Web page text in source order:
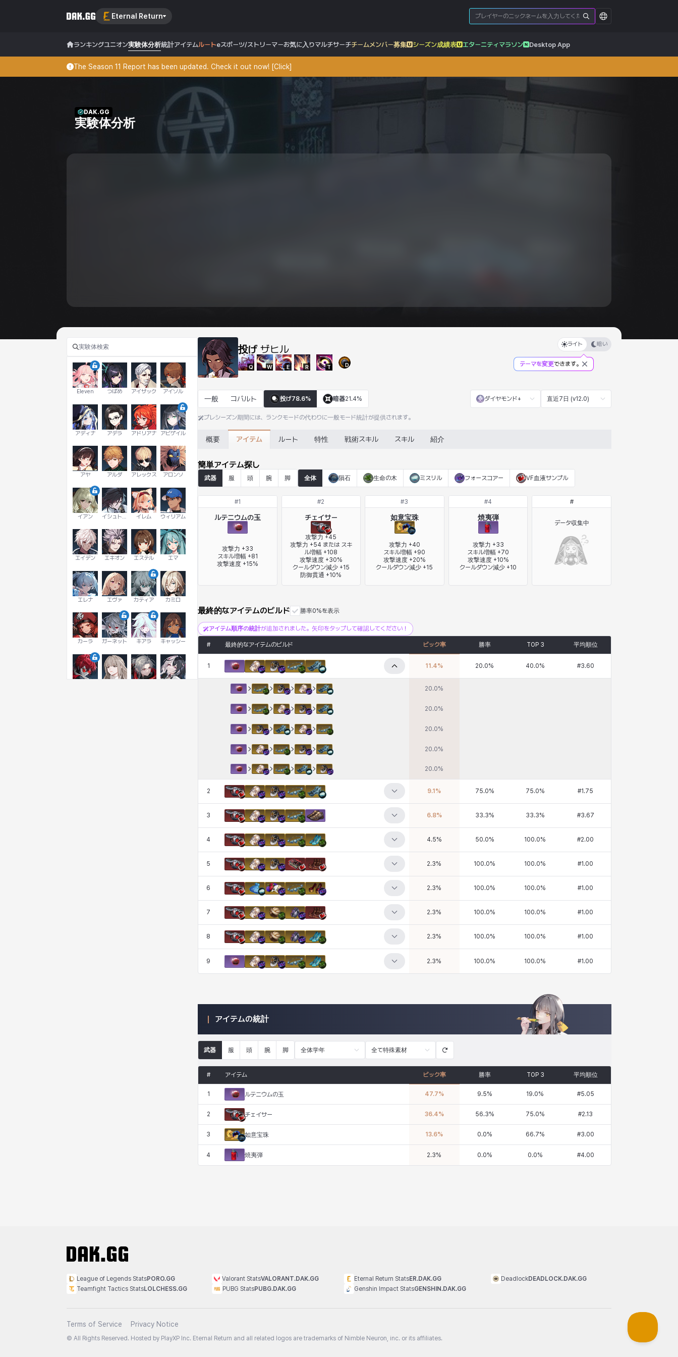
Eternal Return
ランキングユニオン実験体分析統計アイテムルートeスポーツ/ストリーマーお気に入りマルチサーチチームメンバー募集 シーズン成績表 エターニティマラソン Desktop App
The Season 11 Report has been updated. Check it out now! [Click]
DAK.GG
実験体分析
Eleven つばめ アイザック アイソル
アディナ アデラ アドリアナ アビゲイル
アヤ アルダ アレックス アロンソ
イアン イレム ウィリアム
エイデン エキオン エステル エマ
エレナ エヴァ カティア カミロ
カーラ ガーネット キアラ キャッシー
雪
投げ ザヒル
Q W E R T D
ライト 暗い
テーマを変更できます。
一般 コバルト 投げ78.6% 暗器21.4% ダイヤモンド+ 直近7日 (v12.0)
プレシーズン期間には、ランクモードの代わりに一般モード統計が提供されます。
概要 アイテム ルート 特性 戦術スキル スキル 紹介
簡単アイテム探し
武器 服 頭 腕 脚 全体 隕石 生命の木 ミスリル フォースコアー VF血液サンプル
#1
ルテニウムの玉
攻撃力 +33
スキル増幅 +81
攻撃速度 +15%
#2
チェイサー
攻撃力 +45
攻撃力 +54 または スキ
ル増幅 +108
攻撃速度 +30%
クールダウン減少 +15
防御貫通 +10%
#3
如意宝珠
攻撃力 +40
スキル増幅 +90
攻撃速度 +20%
クールダウン減少 +15
#4
焼夷弾
攻撃力 +33
スキル増幅 +70
攻撃速度 +10%
クールダウン減少 +10
#
データ収集中
最終的なアイテムのビルド 勝率0%を表示
アイテム順序の統計が追加されました。矢印をタップして確認してください！
# 最終的なアイテムのビルド ピック率 勝率 TOP 3 平均順位
1 11.4% 20.0% 40.0% #3.60
20.0%
20.0%
20.0%
20.0%
20.0%
2 9.1 % 75.0% 75.0% #1.75
3 6.8% 33.3% 33.3% #3.67
4 4.5% 50.0% 100.0% #2.00
5 2.3% 100.0% 100.0% #1.00
6 2.3% 100.0% 100.0% #1.00
7 2.3% 100.0% 100.0% #1.00
8 2.3% 100.0% 100.0% #1.00
9 2.3% 100.0% 100.0% #1.00
アイテムの統計
武器 服 頭 腕 脚 全体学年 全て特殊素材
# アイテム ピック率 勝率 TOP 3 平均順位
1 ルテニウムの玉 47.7% 9.5% 19.0% #5.05
2 チェイサー 36.4% 56.3% 75.0% #2.13
3 如意宝珠 13.6% 0.0% 66.7% #3.00
4 焼夷弾 2.3% 0.0% 0.0% #4.00
League of Legends StatsPORO.GG
Teamfight Tactics StatsLOLCHESS.GG
Valorant StatsVALORANT.DAK.GG
PUBG StatsPUBG.DAK.GG
Eternal Return StatsER.DAK.GG
Genshin Impact StatsGENSHIN.DAK.GG
DeadlockDEADLOCK.DAK.GG
Terms of Service Privacy Notice
© All Rights Reserved. Hosted by PlayXP Inc. Eternal Return and all related logos are trademarks of Nimble Neuron, inc. or its affiliates.